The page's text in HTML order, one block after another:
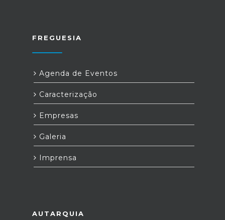
FREGUESIA
Agenda de Eventos
Caracterização
Empresas
Galeria
Imprensa
AUTARQUIA